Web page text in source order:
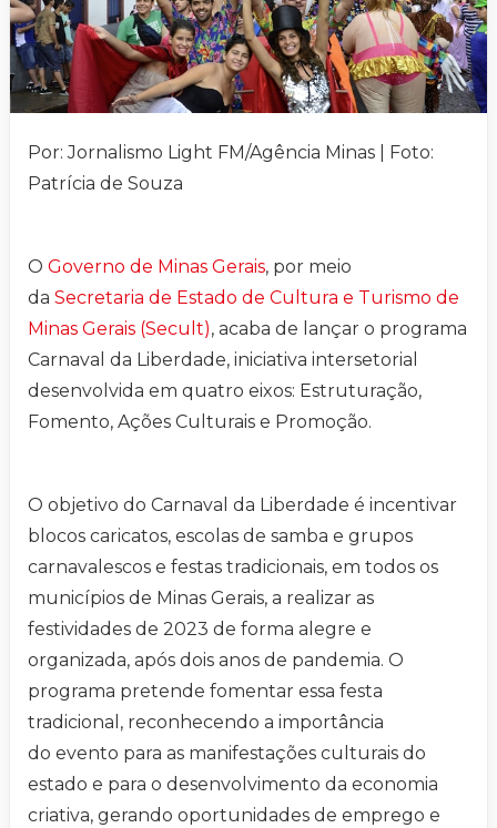
Por: Jornalismo Light FM/Agência Minas | Foto:
Patrícia de Souza
O Governo de Minas Gerais, por meio
da Secretaria de Estado de Cultura e Turismo de
Minas Gerais (Secult), acaba de lançar o programa
Carnaval da Liberdade, iniciativa intersetorial
desenvolvida em quatro eixos: Estruturação,
Fomento, Ações Culturais e Promoção.
O objetivo do Carnaval da Liberdade é incentivar
blocos caricatos, escolas de samba e grupos
carnavalescos e festas tradicionais, em todos os
municípios de Minas Gerais, a realizar as
festividades de 2023 de forma alegre e
organizada, após dois anos de pandemia. O
programa pretende fomentar essa festa
tradicional, reconhecendo a importância
do evento para as manifestações culturais do
estado e para o desenvolvimento da economia
criativa, gerando oportunidades de emprego e